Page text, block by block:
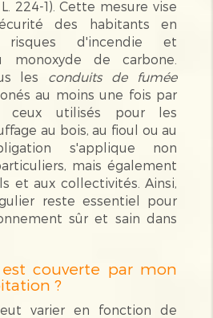
224-1). Cette mesure vise
des habitants en
d'incendie et
monoxyde de carbone.
les conduits de fumée
au moins une fois par
ceux utilisés pour les
au bois, au fioul ou au
s'applique non
mais également
et aux collectivités. Ainsi,
reste essentiel pour
sûr et sain dans
couverte par mon
?
varier en fonction de